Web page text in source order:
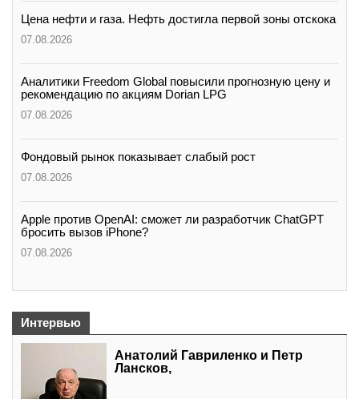
Цена нефти и газа. Нефть достигла первой зоны отскока
07.08.2026
Аналитики Freedom Global повысили прогнозную цену и
рекомендацию по акциям Dorian LPG
07.08.2026
Фондовый рынок показывает слабый рост
07.08.2026
Apple против OpenAI: сможет ли разработчик ChatGPT
бросить вызов iPhone?
07.08.2026
Интервью
Анатолий Гавриленко и Петр
Лансков,